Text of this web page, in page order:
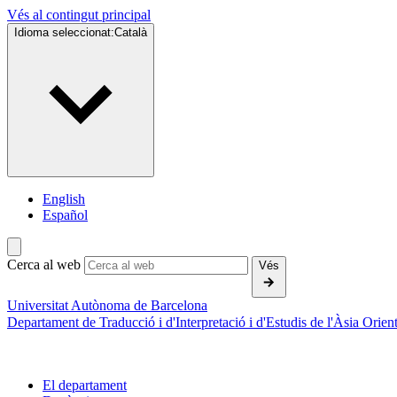
Vés al contingut principal
Idioma seleccionat:Català
English
Español
Cerca al web Vés
Universitat Autònoma de Barcelona
Departament de Traducció i d'Interpretació i d'Estudis de l'Àsia
El departament